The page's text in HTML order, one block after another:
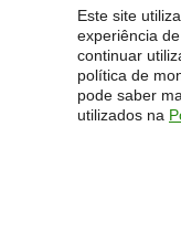
Este site
experiência
continuar
política de
pode saber
utilizados na
© 2014 Universidade